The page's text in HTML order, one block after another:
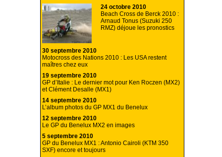
24 octobre 2010
Beach Cross de Berck 2010 :
Arnaud Tonus (Suzuki 250
RMZ) déjoue les pronostics
30 septembre 2010
Motocross des Nations 2010 : Les USA restent
maîtres chez eux
19 septembre 2010
GP d’Italie : Le dernier mot pour Ken Roczen (MX2)
et Clément Desalle (MX1)
14 septembre 2010
L’album photos du GP MX1 du Benelux
12 septembre 2010
Le GP du Benelux MX2 en images
5 septembre 2010
GP du Benelux MX1 : Antonio Cairoli (KTM 350
SXF) encore et toujours